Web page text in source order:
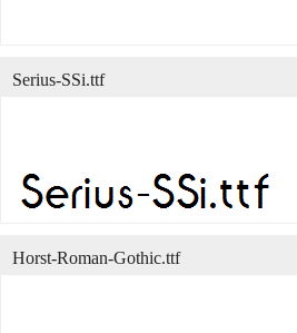
Serius-SSi.ttf
Horst-Roman-Gothic.ttf